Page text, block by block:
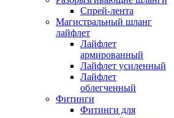
Спрей-лента
Магистральный шланг
лайфлет
Лайфлет
армированный
Лайфлет усиленный
Лайфлет
облегченный
Фитинги
Фитинги для